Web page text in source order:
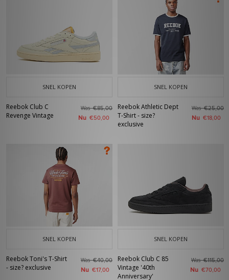
SNEL KOPEN
Reebok Club C
Revenge Vintage
Was€85,00
Nu €50,00
SNEL KOPEN
Reebok Athletic Dept
T-Shirt - size?
exclusive
Was€25,00
Nu €18,00
SNEL KOPEN
Reebok Toni's T-Shirt
- size? exclusive
Was€40,00
Nu €17,00
SNEL KOPEN
Reebok Club C 85
Vintage '40th
Anniversary'
Was€115,00
Nu €70,00